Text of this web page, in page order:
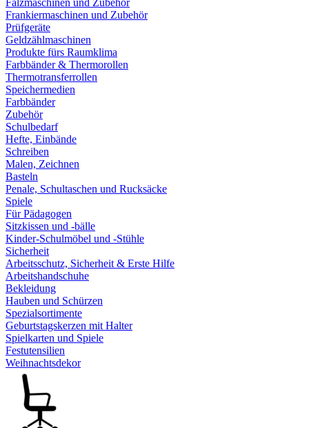
Falzmaschinen und Zubehör
Frankiermaschinen und Zubehör
Prüfgeräte
Geldzählmaschinen
Produkte fürs Raumklima
Farbbänder & Thermorollen
Thermotransferrollen
Speichermedien
Farbbänder
Zubehör
Schulbedarf
Hefte, Einbände
Schreiben
Malen, Zeichnen
Basteln
Penale, Schultaschen und Rucksäcke
Spiele
Für Pädagogen
Sitzkissen und -bälle
Kinder-Schulmöbel und -Stühle
Sicherheit
Arbeitsschutz, Sicherheit & Erste Hilfe
Arbeitshandschuhe
Bekleidung
Hauben und Schürzen
Spezialsortimente
Geburtstagskerzen mit Halter
Spielkarten und Spiele
Festutensilien
Weihnachtsdekor